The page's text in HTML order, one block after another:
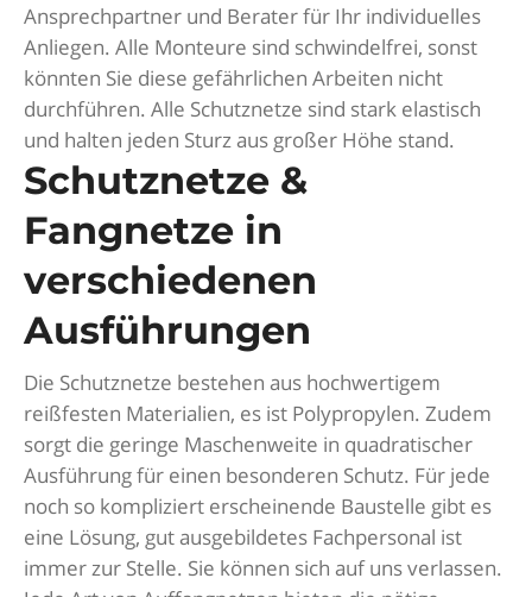
Ansprechpartner und Berater für Ihr individuelles
Anliegen. Alle Monteure sind schwindelfrei, sonst
könnten Sie diese gefährlichen Arbeiten nicht
durchführen. Alle Schutznetze sind stark elastisch
und halten jeden Sturz aus großer Höhe stand.
Schutznetze &
Fangnetze in
verschiedenen
Ausführungen
Die Schutznetze bestehen aus hochwertigem
reißfesten Materialien, es ist Polypropylen. Zudem
sorgt die geringe Maschenweite in quadratischer
Ausführung für einen besonderen Schutz. Für jede
noch so kompliziert erscheinende Baustelle gibt es
eine Lösung, gut ausgebildetes Fachpersonal ist
immer zur Stelle. Sie können sich auf uns verlassen.